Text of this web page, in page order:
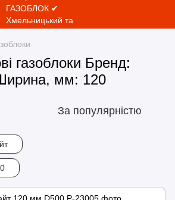
газоблоки Бренд:
мм: 120
За популярністю